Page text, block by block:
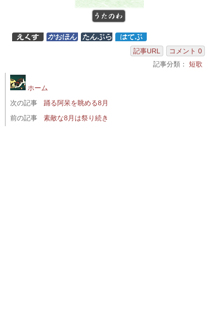
うたのわ
記事URL
コメント 0
記事分類： 短歌
ホーム
次の記事
踊る阿呆を眺める8月
前の記事
素敵な8月は祭り続き